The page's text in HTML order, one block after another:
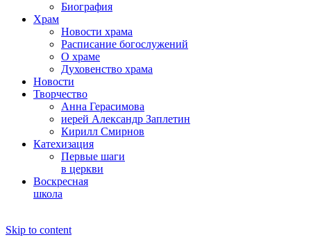
Биография
Храм
Новости храма
Расписание богослужений
О храме
Духовенство храма
Новости
Творчество
Анна Герасимова
иерей Александр Заплетин
Кирилл Смирнов
Катехизация
Первые шаги
в церкви
Воскресная
школа
Skip to content